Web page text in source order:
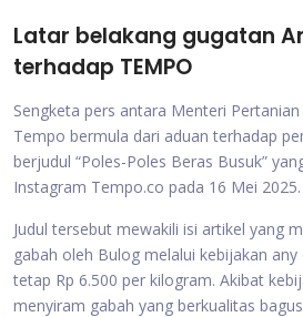
Latar belakang gugatan
terhadap TEMPO
Sengketa pers antara Menteri
Tempo bermula dari aduan terhadap
berjudul “Poles-Poles Beras Busuk”
Instagram Tempo.co pada 16 Mei 2025.
Judul tersebut mewakili isi artikel yang
gabah oleh Bulog melalui kebijakan
tetap Rp 6.500 per kilogram. Akibat
menyiram gabah yang berkualitas